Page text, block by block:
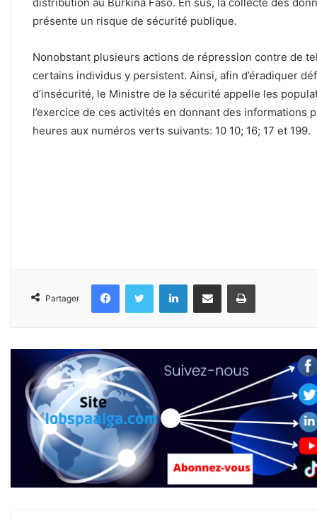
distribution au Burkina Faso. En sus, la collecte des
présente un risque de sécurité publique.
Nonobstant plusieurs actions de répression contre de
certains individus y persistent. Ainsi, afin d’éradiquer
d’insécurité, le Ministre de la sécurité appelle les
l’exercice de ces activités en donnant des
heures aux numéros verts suivants: 10 10; 16; 17 et 199.
Partager
FacebookTwitter LinkedinPartager par email Imprimer